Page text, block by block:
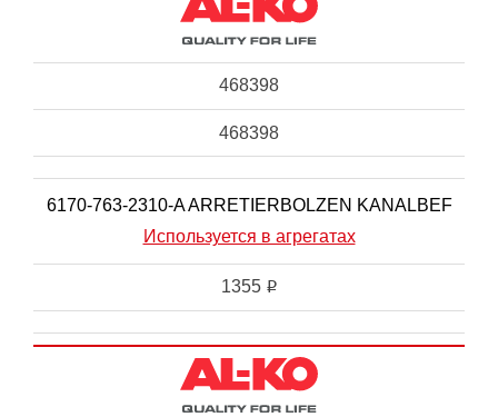
468398
468398
6170-763-2310-A ARRETIERBOLZEN KANALBEF
Используется в агрегатах
1355 i